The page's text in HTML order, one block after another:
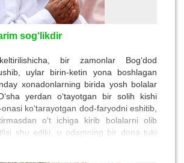
sog‘likdir
bir zamonlar Bog‘dod
uylar birin-ketin yona boshlagan
xonadonlarning birida yosh bolalar
yerdan o‘tayotgan bir solih kishi
ko‘tarayotgan dod-faryodni eshitib,
o‘t ichiga kirib bolalarni olib
shu ediki, u odamning bir dona tuki